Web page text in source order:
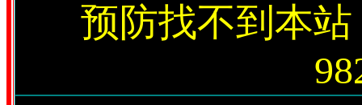
预防找不到本